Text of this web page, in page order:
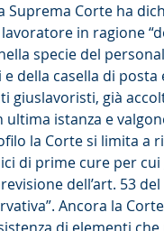
Suprema Corte ha
in ragione
specie del
della casella di posta
giuslavoristi, già
ultima istanza e
la Corte si limita a
di prime cure per
dell’art. 53
Ancora la